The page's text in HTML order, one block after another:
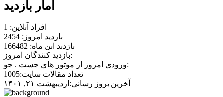
آمار بازدید
افراد آنلاین: 1
بازدید امروز: 2454
بازدید این ماه: 166482
بازدید کنندگان امروز:
ورودی امروز از موتور های جست . جو:
تعداد مقالات سایت:1005
آخرین بروز رسانی:اردیبهشت ۲۱, ۱۴۰۱